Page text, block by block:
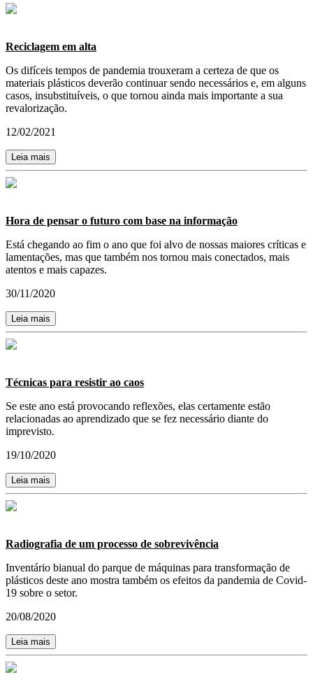
Reciclagem em alta
Os difíceis tempos de pandemia trouxeram a certeza de que os
materiais plásticos deverão continuar sendo necessários e, em alguns
casos, insubstituíveis, o que tornou ainda mais importante a sua
revalorização.
12/02/2021
Leia mais
Hora de pensar o futuro com base na informação
Está chegando ao fim o ano que foi alvo de nossas maiores críticas e
lamentações, mas que também nos tornou mais conectados, mais
atentos e mais capazes.
30/11/2020
Leia mais
Técnicas para resistir ao caos
Se este ano está provocando reflexões, elas certamente estão
relacionadas ao aprendizado que se fez necessário diante do
imprevisto.
19/10/2020
Leia mais
Radiografia de um processo de sobrevivência
Inventário bianual do parque de máquinas para transformação de
plásticos deste ano mostra também os efeitos da pandemia de Covid-
19 sobre o setor.
20/08/2020
Leia mais